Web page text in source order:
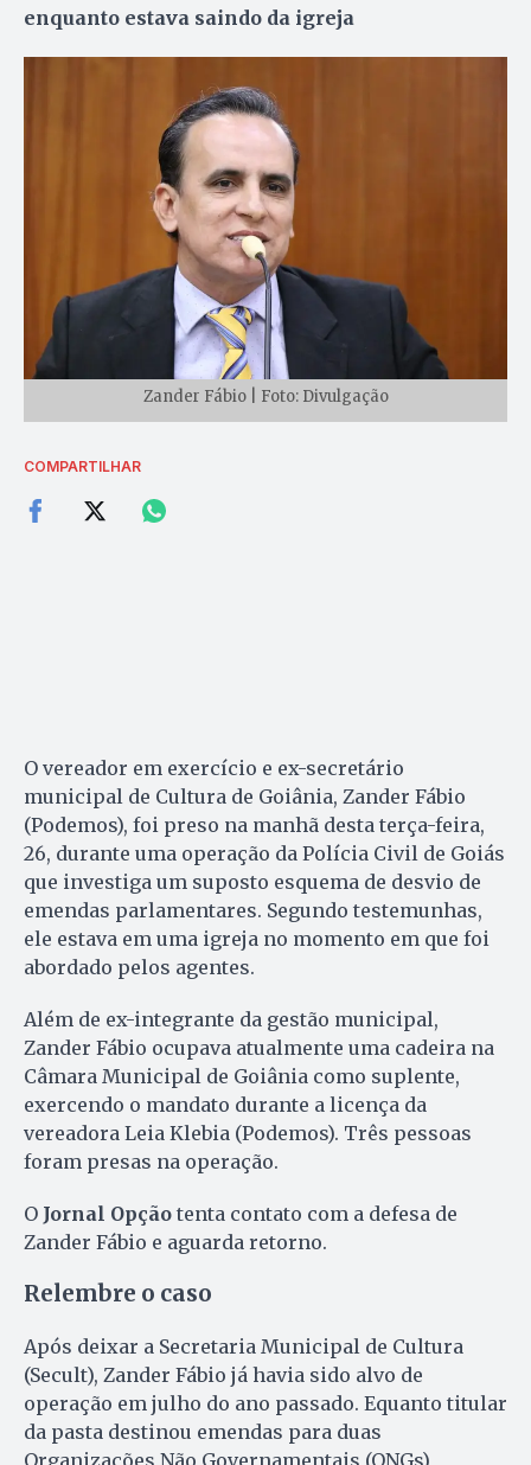
enquanto estava saindo da igreja
Zander Fábio | Foto: Divulgação
COMPARTILHAR
O vereador em exercício e ex-secretário
municipal de Cultura de Goiânia, Zander Fábio
(Podemos), foi preso na manhã desta terça-feira,
26, durante uma operação da Polícia Civil de Goiás
que investiga um suposto esquema de desvio de
emendas parlamentares. Segundo testemunhas,
ele estava em uma igreja no momento em que foi
abordado pelos agentes.
Além de ex-integrante da gestão municipal,
Zander Fábio ocupava atualmente uma cadeira na
Câmara Municipal de Goiânia como suplente,
exercendo o mandato durante a licença da
vereadora Leia Klebia (Podemos). Três pessoas
foram presas na operação.
O Jornal Opção tenta contato com a defesa de
Zander Fábio e aguarda retorno.
Relembre o caso
Após deixar a Secretaria Municipal de Cultura
(Secult), Zander Fábio já havia sido alvo de
operação em julho do ano passado. Equanto titular
da pasta destinou emendas para duas